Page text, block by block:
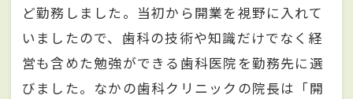
ど勤務しました。当初から開業を視野に入れて
いましたので、歯科の技術や知識だけでなく経
営も含めた勉強ができる歯科医院を勤務先に選
びました。なかの歯科クリニックの院長は「開